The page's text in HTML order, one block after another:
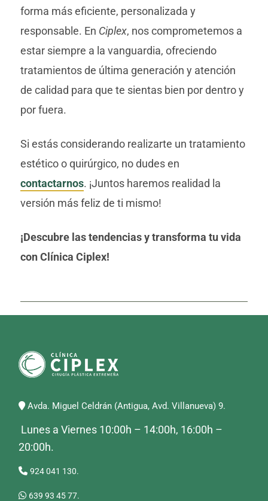
forma más eficiente, personalizada y
responsable. En Ciplex, nos comprometemos a
estar siempre a la vanguardia, ofreciendo
tratamientos de última generación y atención
de calidad para que te sientas bien por dentro y
por fuera.
Si estás considerando realizarte un tratamiento
estético o quirúrgico, no dudes en
contactarnos. ¡Juntos haremos realidad la
versión más feliz de ti mismo!
¡Descubre las tendencias y transforma tu vida
con Clínica Ciplex!
Avda. Miguel Celdrán (Antigua, Avd. Villanueva) 9.
Lunes a Viernes 10:00h – 14:00h, 16:00h –
20:00h.
924 041 130.
639 93 45 77.